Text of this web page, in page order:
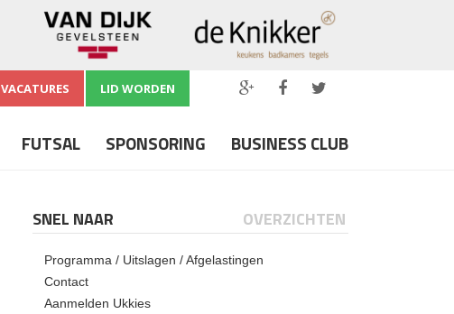
VACATURES LID WORDEN
FUTSAL SPONSORING BUSINESS CLUB
SNEL NAAR OVERZICHTEN
Programma / Uitslagen / Afgelastingen
Contact
Aanmelden Ukkies